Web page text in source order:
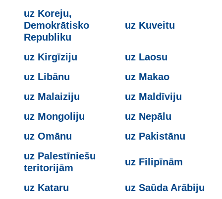
uz Koreju,
Demokrātisko
Republiku
uz Kuveitu
uz Kirgīziju
uz Laosu
uz Libānu
uz Makao
uz Malaiziju
uz Maldīviju
uz Mongoliju
uz Nepālu
uz Omānu
uz Pakistānu
uz Palestīniešu
teritorijām
uz Filipīnām
uz Kataru
uz Saūda Arābiju